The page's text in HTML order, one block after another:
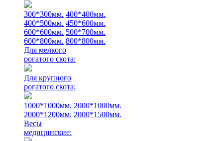
300*300мм. 400*400мм.
400*500мм. 450*600мм.
600*600мм. 500*700мм.
600*800мм. 800*800мм.
Для мелкого
рогатого скота:
Для крупного
рогатого скота:
1000*1000мм. 2000*1000мм.
2000*1200мм. 2000*1500мм.
Весы
медицинские: